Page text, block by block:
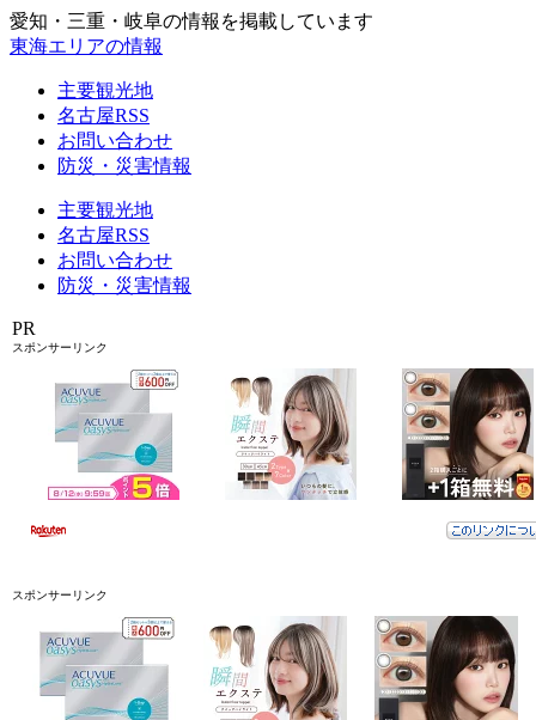
愛知・三重・岐阜の情報を掲載しています
東海エリアの情報
主要観光地
名古屋RSS
お問い合わせ
防災・災害情報
主要観光地
名古屋RSS
お問い合わせ
防災・災害情報
PR
スポンサーリンク
スポンサーリンク